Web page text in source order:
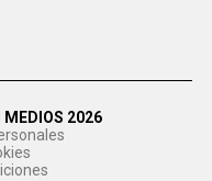
MEDIOS 2026